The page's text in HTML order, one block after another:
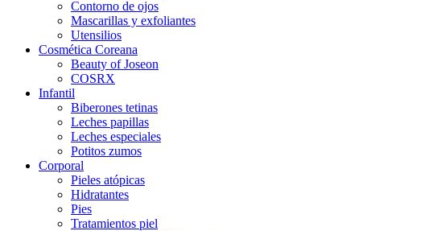
Contorno de ojos
Mascarillas y exfoliantes
Utensilios
Cosmética Coreana
Beauty of Joseon
COSRX
Infantil
Biberones tetinas
Leches papillas
Leches especiales
Potitos zumos
Corporal
Pieles atópicas
Hidratantes
Pies
Tratamientos piel